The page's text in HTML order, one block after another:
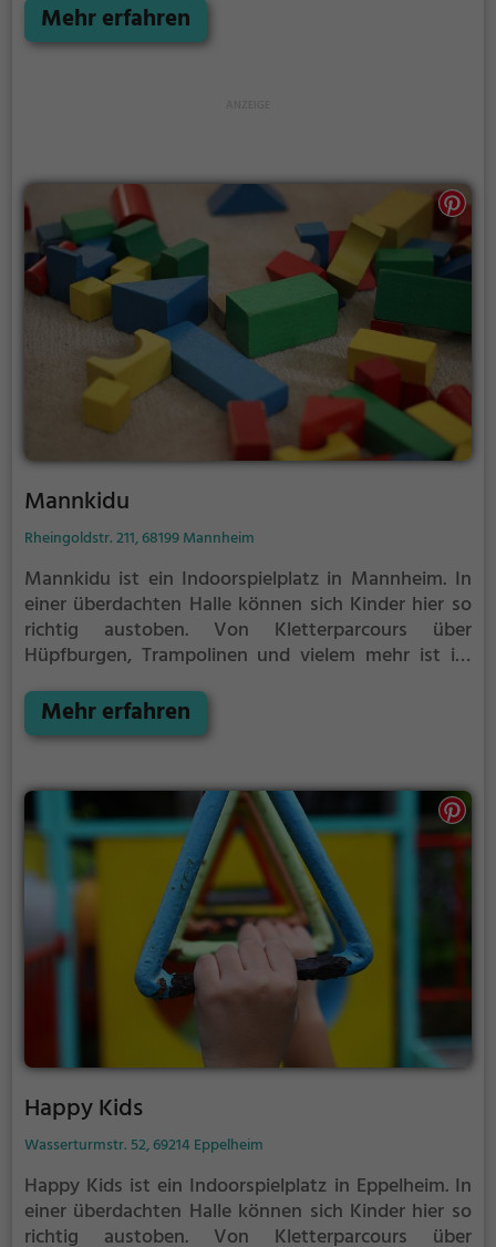
Mehr erfahren
Mannkidu
Rheingoldstr. 211, 68199 Mannheim
Mannkidu ist ein Indoorspielplatz in Mannheim. In
einer überdachten Halle können sich Kinder hier so
richtig austoben. Von Kletterparcours über
Hüpfburgen, Trampolinen und vielem mehr ist im
bzw. Hallenspielplätze sind ein tolles Ausflugsziel für
schlechtes Wetter, denn in der überdachten Halle
gespielt werden. Mannkidu eignet sich außerdem
besonders gut, um einen Kindergeburtstag zu
veranstalten. Auf den abwechslungsreichen
Parcours wird es weder dem Geburtstagskind, noch
den Gästen so schnell langweilig.
Mehr erfahren
Happy Kids
Wasserturmstr. 52, 69214 Eppelheim
Happy Kids ist ein Indoorspielplatz in Eppelheim. In
einer überdachten Halle können sich Kinder hier so
richtig austoben. Von Kletterparcours über